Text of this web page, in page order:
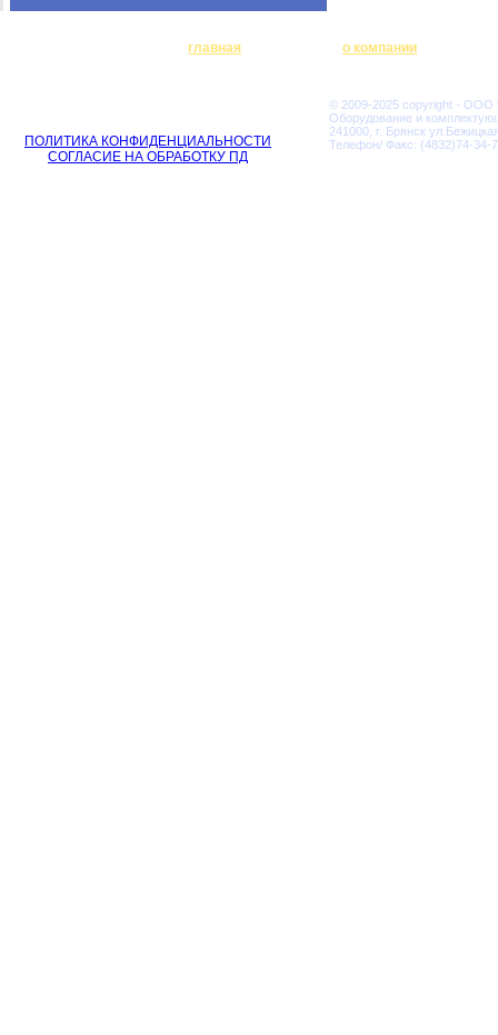
главная о компании
ПОЛИТИКА КОНФИДЕНЦИАЛЬНОСТИ
СОГЛАСИЕ НА ОБРАБОТКУ ПД
© 2009-2025 copyright - ООО
Оборудование и
241000, г. Брянск
Телефон/ Факс: (4832)74-34-